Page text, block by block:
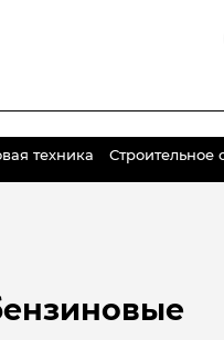
техника Строительное